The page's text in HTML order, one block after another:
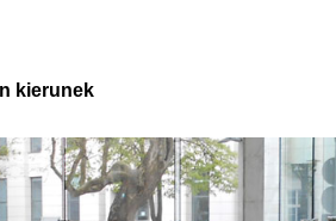
kierunek